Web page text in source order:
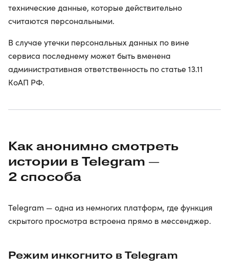
технические данные, которые действительно
считаются персональными.
В случае утечки персональных данных по вине
сервиса последнему может быть вменена
административная ответственность по статье 13.11
КоАП РФ.
Как анонимно смотреть
истории в Telegram —
2 способа
Telegram — одна из немногих платформ, где функция
скрытого просмотра встроена прямо в мессенджер.
Режим инкогнито в Telegram